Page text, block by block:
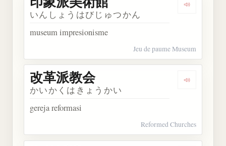
Dengarkan
いんしょうはびじゅつかん
museum impresionisme
Jeu de paume Museum
Dengarkan
改革派教会
かいかくはきょうかい
gereja reformasi
Reformed Churches